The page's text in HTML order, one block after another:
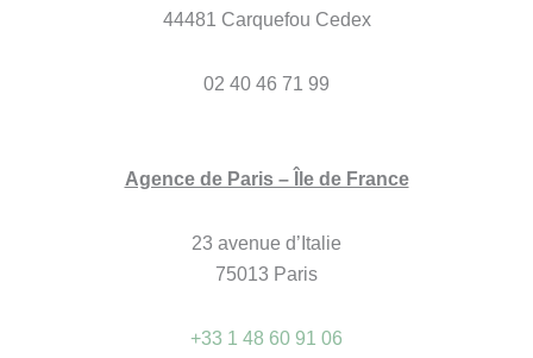
44481 Carquefou Cedex
02 40 46 71 99
Agence de Paris – Île de France
23 avenue d’Italie
75013 Paris
+33 1 48 60 91 06